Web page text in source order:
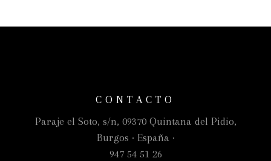
CONTACTO
Paraje el Soto, s/n, 09370 Quintana del Pidio,
Burgos · España ·
947 54 51 26